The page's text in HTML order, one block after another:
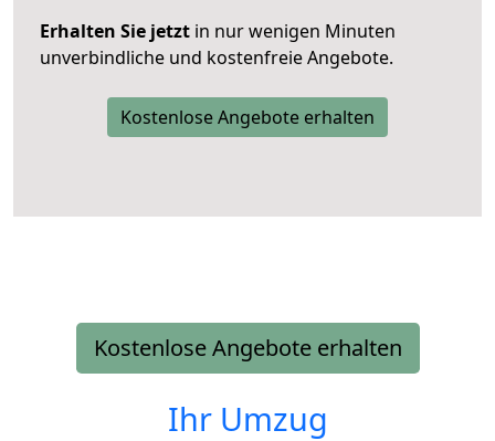
Erhalten Sie jetzt in nur wenigen Minuten
unverbindliche und kostenfreie Angebote.
Kostenlose Angebote erhalten
Kostenlose Angebote erhalten
Ihr Umzug